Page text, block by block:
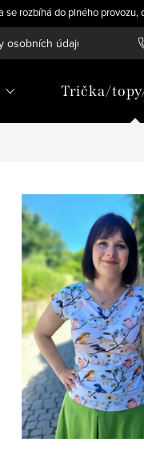
rozbíhá do plného
osobních údajů
Trička/